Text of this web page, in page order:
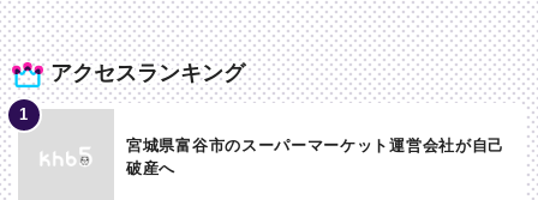
アクセスランキング
宮城県富谷市のスーパーマーケット運営会社が自己
破産へ